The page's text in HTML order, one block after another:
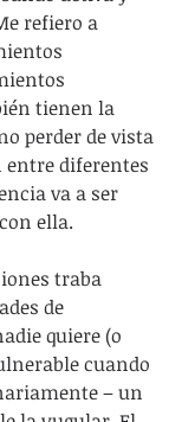
refiero a
tienen la
perder de vista
diferentes
va a ser
ella.
traba
de
quiere (o
cuando
– un